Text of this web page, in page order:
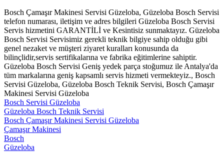
Bosch Çamaşır Makinesi Servisi Güzeloba, Güzeloba Bosch Servisi
telefon numarası, iletişim ve adres bilgileri Güzeloba Bosch Servisi
Servis hizmetini GARANTİLİ ve Kesintisiz sunmaktayız. Güzeloba
Bosch Servisi Servisimiz gerekli teknik bilgiye sahip olduğu gibi
genel nezaket ve müşteri ziyaret kuralları konusunda da
bilinçlidir,servis sertifikalarına ve fabrika eğitimlerine sahiptir.
Güzeloba Bosch Servisi Geniş yedek parça stoğumuz ile Antalya'da
tüm markalarına geniş kapsamlı servis hizmeti vermekteyiz., Bosch
Servisi Güzeloba, Güzeloba Bosch Teknik Servisi, Bosch Çamaşır
Makinesi Servisi Güzeloba
Bosch Servisi Güzeloba
Güzeloba Bosch Teknik Servisi
Bosch Çamaşır Makinesi Servisi Güzeloba
Çamaşır Makinesi
Bosch
Güzeloba